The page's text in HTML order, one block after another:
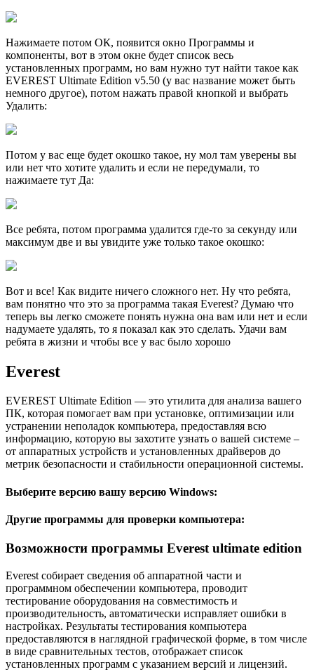
Нажимаете потом ОК, появится окно Программы и
компоненты, вот в этом окне будет список весь
установленных программ, но вам нужно тут найти такое как
EVEREST Ultimate Edition v5.50 (у вас название может быть
немного другое), потом нажать правой кнопкой и выбрать
Удалить:
Потом у вас еще будет окошко такое, ну мол там уверены вы
или нет что хотите удалить и если не передумали, то
нажимаете тут Да:
Все ребята, потом программа удалится где-то за секунду или
максимум две и вы увидите уже только такое окошко:
Вот и все! Как видите ничего сложного нет. Ну что ребята,
вам понятно что это за программа такая Everest? Думаю что
теперь вы легко сможете понять нужна она вам или нет и если
надумаете удалять, то я показал как это сделать. Удачи вам
ребята в жизни и чтобы все у вас было хорошо
Everest
EVEREST Ultimate Edition — это утилита для анализа вашего
ПК, которая помогает вам при установке, оптимизации или
устранении неполадок компьютера, предоставляя всю
информацию, которую вы захотите узнать о вашей системе –
от аппаратных устройств и установленных драйверов до
метрик безопасности и стабильности операционной системы.
Выберите версию вашу версию Windows:
Другие программы для проверки компьютера:
Возможности программы Everest ultimate edition
Everest собирает сведения об аппаратной части и
программном обеспечении компьютера, проводит
тестирование оборудования на совместимость и
производительность, автоматически исправляет ошибки в
настройках. Результаты тестирования компьютера
предоставляются в наглядной графической форме, в том числе
в виде сравнительных тестов, отображает список
установленных программ с указанием версий и лицензий.